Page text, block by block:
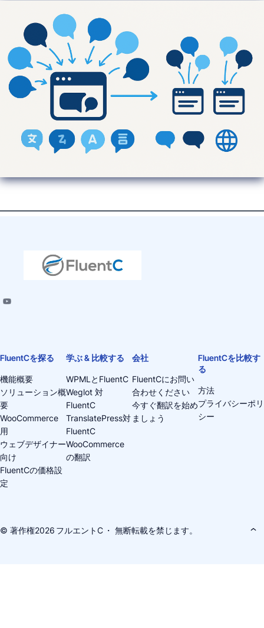
FluentCを探る
機能概要
ソリューション概
要
WooCommerce
用
ウェブデザイナー
向け
FluentCの価格設
定
学ぶ & 比較する
WPMLとFluentC
Weglot 対
FluentC
TranslatePress対
FluentC
WooCommerce
の翻訳
会社
FluentCにお問い
合わせください
今すぐ翻訳を始め
ましょう
FluentCを比較す
る
方法
プライバシーポリ
シー
© 著作権2026 フルエントC ・ 無断転載を禁じます。